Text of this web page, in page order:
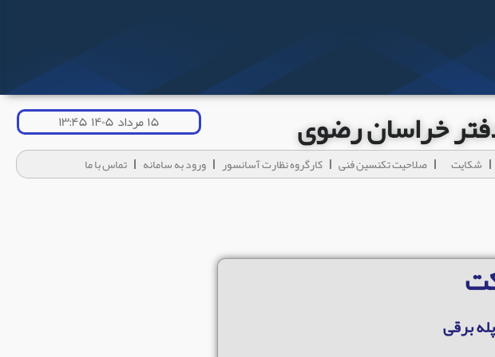
خراسان رضوی ۱۵ مرداد ۱۴۰۵ ۱۳:۴۵
شکایت صلاحیت تکنسین فنی کارگروه نظارت آسانسور ورود به سامانه تماس با ما
برقی